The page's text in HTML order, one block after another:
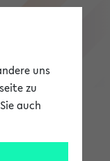
uns
zu
auch